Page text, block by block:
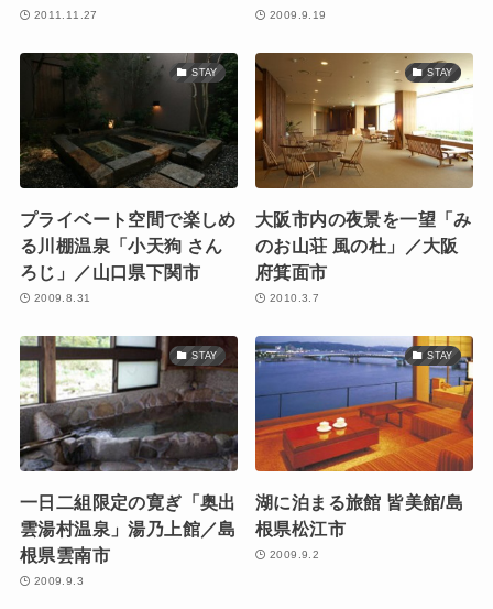
2011.11.27 2009.9.19
STAY
プライベート空間で楽しめ
る川棚温泉「小天狗 さん
ろじ」／山口県下関市
2009.8.31
STAY
大阪市内の夜景を一望「み
のお山荘 風の杜」／大阪
府箕面市
2010.3.7
STAY
一日二組限定の寛ぎ「奥出
雲湯村温泉」湯乃上館／島
根県雲南市
2009.9.3
STAY
湖に泊まる旅館 皆美館/島
根県松江市
2009.9.2